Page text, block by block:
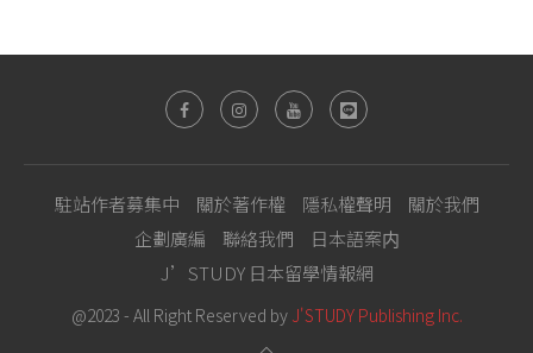
駐站作者募集中 關於著作權 隱私權聲明
關於我們
企劃廣編
聯絡我們
日本語案内
J’STUDY 日本留學情報網
@2023 - All Right Reserved by J'STUDY Publishing Inc.